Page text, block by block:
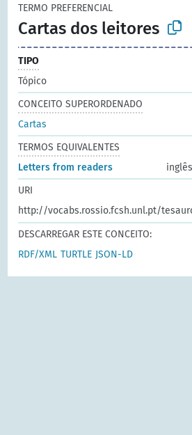
TERMO PREFERENCIAL
Cartas dos leitores
TIPO
Tópico
CONCEITO SUPERORDENADO
Cartas
TERMOS EQUIVALENTES
Letters from readers
inglês
URI
http://vocabs.rossio.fcsh.unl.pt/
DESCARREGAR ESTE CONCEITO:
RDF/XML TURTLE JSON-LD